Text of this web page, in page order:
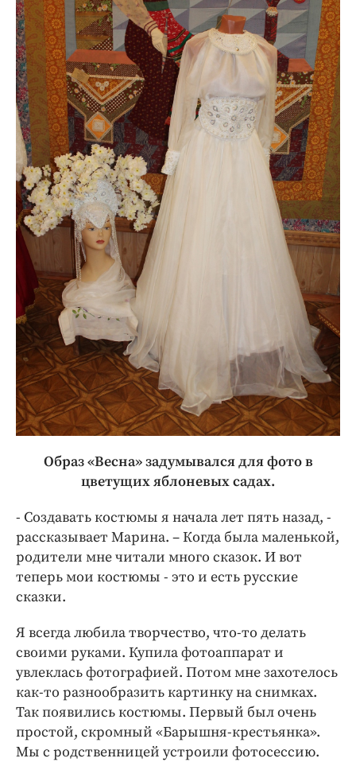
Образ «Весна» задумывался для фото в
цветущих яблоневых садах.
- Создавать костюмы я начала лет пять назад, -
рассказывает Марина. – Когда была маленькой,
родители мне читали много сказок. И вот
теперь мои костюмы - это и есть русские
сказки.
Я всегда любила творчество, что-то делать
своими руками. Купила фотоаппарат и
увлеклась фотографией. Потом мне захотелось
как-то разнообразить картинку на снимках.
Так появились костюмы. Первый был очень
простой, скромный «Барышня-крестьянка».
Мы с родственницей устроили фотосессию.